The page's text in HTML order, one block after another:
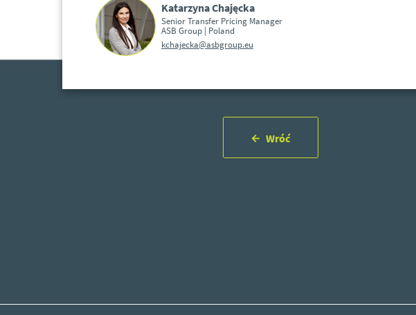
Katarzyna Chajęcka
Senior Transfer Pricing Manager
ASB Group | Poland
kchajecka@asbgroup.eu
Wróć